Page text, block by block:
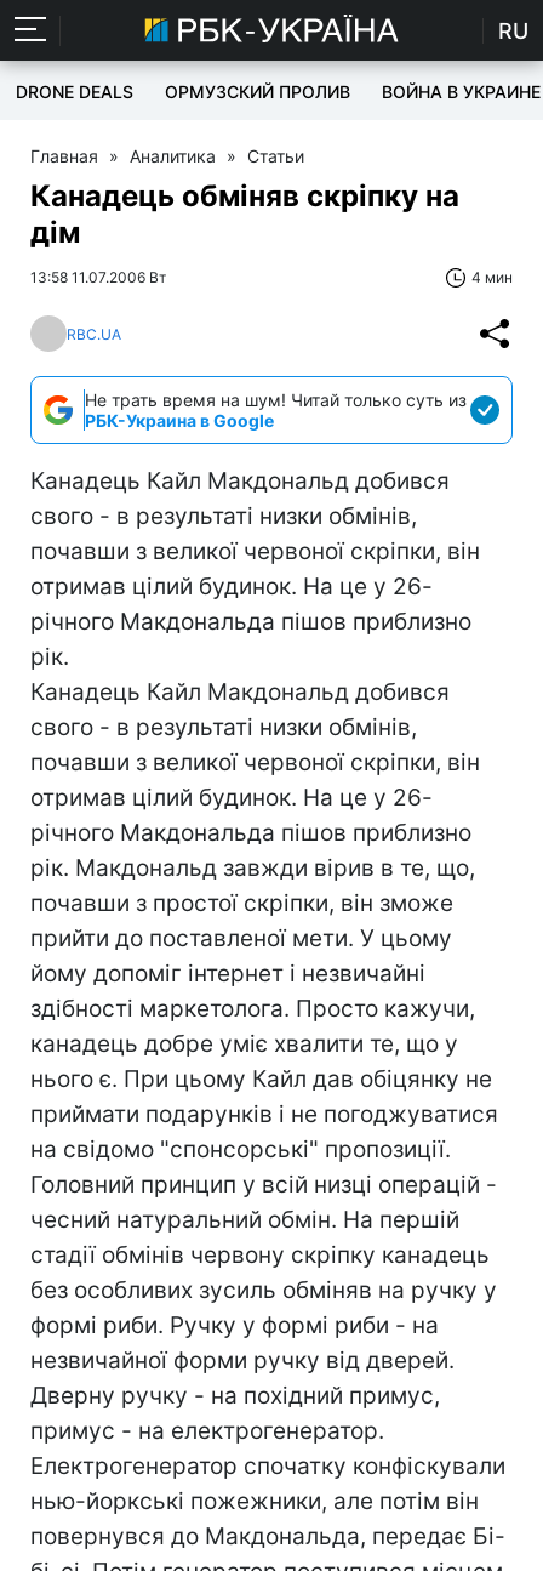
RU
DRONE DEALS ОРМУЗСКИЙ ПРОЛИВ ВОЙНА В УКРАИНЕ
Главная » Аналитика » Статьи
Канадець обміняв скріпку на
дім
13:58 11.07.2006 Вт 4 мин
RBC.UA
Не трать время на шум! Читай только суть из
РБК-Украина в Google
Канадець Кайл Макдональд добився
свого - в результаті низки обмінів,
почавши з великої червоної скріпки, він
отримав цілий будинок. На це у 26-
річного Макдональда пішов приблизно
рік.
Канадець Кайл Макдональд добився
свого - в результаті низки обмінів,
почавши з великої червоної скріпки, він
отримав цілий будинок. На це у 26-
річного Макдональда пішов приблизно
рік. Макдональд завжди вірив в те, що,
почавши з простої скріпки, він зможе
прийти до поставленої мети. У цьому
йому допоміг інтернет і незвичайні
здібності маркетолога. Просто кажучи,
канадець добре уміє хвалити те, що у
нього є. При цьому Кайл дав обіцянку не
приймати подарунків і не погоджуватися
на свідомо "спонсорські" пропозиції.
Головний принцип у всій низці операцій -
чесний натуральний обмін. На першій
стадії обмінів червону скріпку канадець
без особливих зусиль обміняв на ручку у
формі риби. Ручку у формі риби - на
незвичайної форми ручку від дверей.
Дверну ручку - на похідний примус,
примус - на електрогенератор.
Електрогенератор спочатку конфіскували
нью-йоркські пожежники, але потім він
повернувся до Макдональда, передає Бі-